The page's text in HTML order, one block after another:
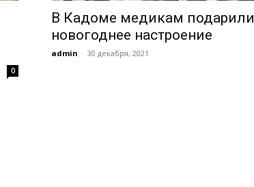
0
В Кадоме медикам подарили
новогоднее настроение
admin - 30 декабря, 2021